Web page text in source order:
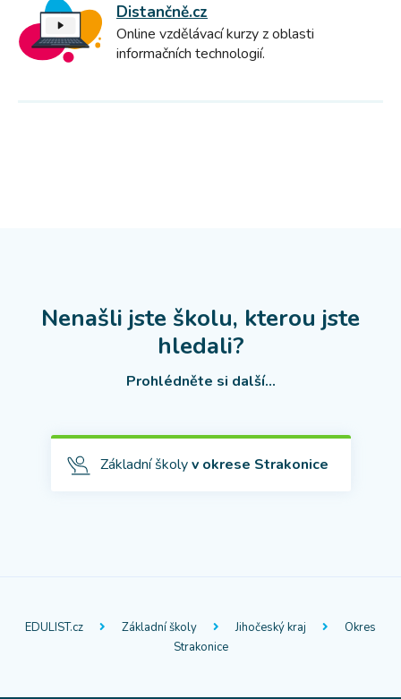
Distančně.cz
Online vzdělávací kurzy z oblasti
informačních technologií.
Nenašli jste školu, kterou jste
hledali?
Prohlédněte si další...
Základní školyv okrese Strakonice
EDULIST.cz Základní školy Jihočeský kraj
Okres
Strakonice